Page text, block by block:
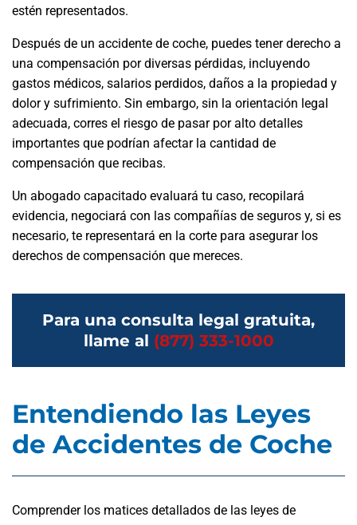
estén representados.
Después de un accidente de coche, puedes tener derecho a
una compensación por diversas pérdidas, incluyendo
gastos médicos, salarios perdidos, daños a la propiedad y
dolor y sufrimiento. Sin embargo, sin la orientación legal
adecuada, corres el riesgo de pasar por alto detalles
importantes que podrían afectar la cantidad de
compensación que recibas.
Un abogado capacitado evaluará tu caso, recopilará
evidencia, negociará con las compañías de seguros y, si es
necesario, te representará en la corte para asegurar los
derechos de compensación que mereces.
Para una consulta legal gratuita,
llame al (877) 333-1000
Entendiendo las Leyes
de Accidentes de Coche
Comprender los matices detallados de las leyes de